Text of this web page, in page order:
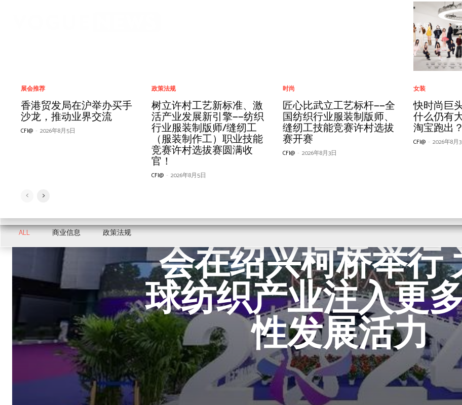
秀场
2024第七届世界
会在绍兴柯桥举行
球纺织产业注入更
性发展活力
ALL
面料
共探面料趋势 赋能产业创
新｜中国流行面料入围评
审走进太平鸟时尚中心
面料
2026“柯桥优选”品牌对接
会成功举办，千款面料调
样促产业链协同
CFI@ - 2026年5月22日
面料
设计之力 光耀未来｜第十
一届十佳纺织面料设计师
柯桥揭晓
CFI@ - 2026年5月9日
面料
1038款柯
决”！
会见证好
CFI@ - 2026年5月
人物
邓超予登纽约时代广场新
时代杰出华人海外展播
CFI@ - 2023年11月11日
ALL 商业信息 政策法规
政策法规
树立许村工艺新标准、激
活产业发展新引擎——纺织
行业服装制版师/缝纫工
（服装制作工）职业技能
商业信息
一文看懂「星选任务」：
从入门到精通，达人如何
靠短视频分成赚钱
CFI@ - 2026年7月24日
商业信息
即兴的春天，确定的生
意：巨量引擎2026春日营
销IP矩阵发布
CFI@ - 2026年3月26日
商业信息
2026
装行业 “
典荣耀启幕
CFI@ - 2026年3月
女装
快时尚巨头收缩离场，为
什么仍有大量服饰黑马从
淘宝跑出？
流行发布
COCOBELLA亮相2026中
国国际时装周·海宁，抒写
鎏光日记
CFI@ - 2026年7月20日
服装院校
35年校庆＋30年赛事：江
西服装学院“双庆”巡展诠
释育人定力
CFI@ - 2026年5月20日
女装
NAERSI
计师Colin
监，首秀
儿演绎“无
IT信息化
力克Retviews洞察：消费
分层加剧，中端品牌以高
端化重塑增长逻辑
IT信息化
力克时尚客户研讨会 柬埔
寨站——开启运动服智造新
纪元
CFI@ - 2026年4月3日
IT信息化
ISPO BEIJING 2026：
ALVANON的体型算法与
尺码策略，激发品牌竞争
力
CFI@ - 2026年1月7日
IT信息化
百世汇美
智化供应
新生态
CFI@ - 2025年8月
市场营销
2万家鞋服企业流程变
革！“一件事”跑出业务新
速度……
经营管理
全国纺织行业服装制版师/
缝纫工职业技能竞赛许村
选拔赛鸣锣开赛 助力许村
服装产业提质升级
CFI@ - 2026年8月2日
高端论坛
锻造科技新质力 铸就品牌
强国路 2026服装行业科
技创新大会在杭州临平召
开
CFI@ - 2026年7月29日
市场营销
时尚行业
业关键决
77%的碳足
CFI@ - 2026年7月
展会推荐
香港贸发局在沪举办买手
沙龙，推动业界交流
CFI@ - 2026年8月5日
政策法规
树立许村工艺新标准、激
活产业发展新引擎——纺织
行业服装制版师/缝纫工
（服装制作工）职业技能
竞赛许村选拔赛圆满收
官！
CFI@ - 2026年8月5日
时尚
匠心比武立工艺标杆——全
国纺织行业服装制版师、
缝纫工技能竞赛许村选拔
赛开赛
CFI@ - 2026年8月3日
女装
快时尚巨
什么仍有
淘宝跑出？
CFI@ - 2026年8月